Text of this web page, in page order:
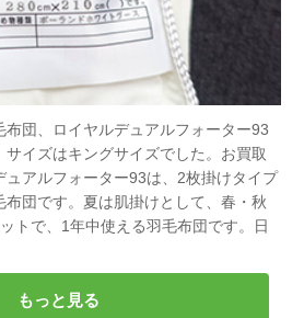
布団、ロイヤルデュアルフォーター93
イズはキングサイズでした。お買取
ュアルフォーター93は、2枚掛けタイプ
団です。夏は肌掛けとして、春・秋
トで、1年中使える羽毛布団です。日
もっと見る